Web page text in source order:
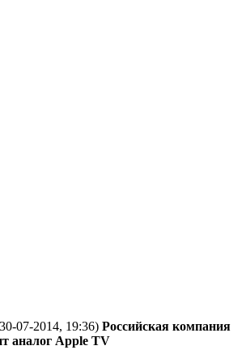
07-2014, 19:36) Российская компания
аналог Apple TV